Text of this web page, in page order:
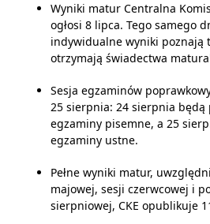
Wyniki matur Centralna
ogłosi 8 lipca. Tego samego
indywidualne wyniki poznają
otrzymają świadectwa
Sesja egzaminów
25 sierpnia: 24 sierpnia będą
egzaminy pisemne, a 25
egzaminy ustne.
Pełne wyniki matur,
majowej, sesji czerwcowej i
sierpniowej, CKE opublikuje